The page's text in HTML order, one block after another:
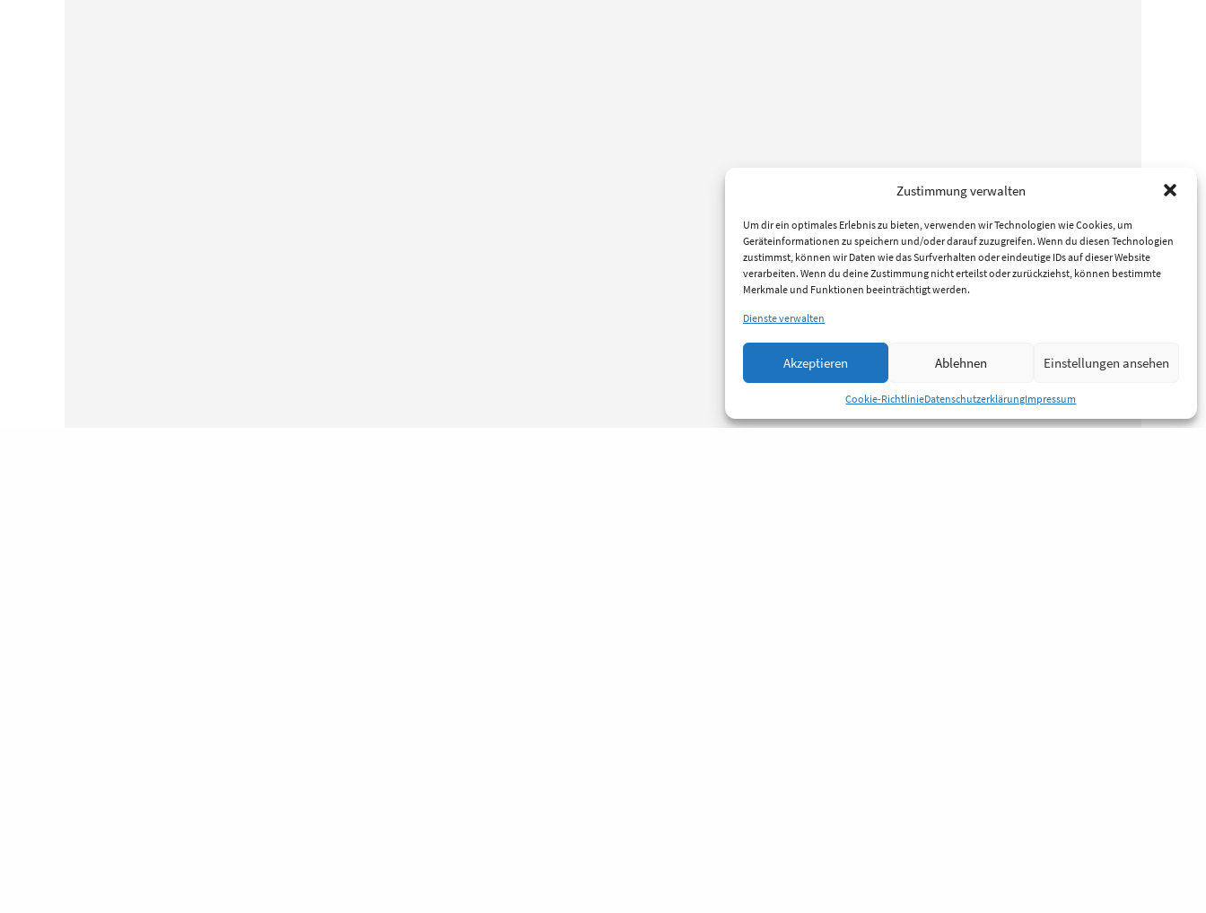
Zustimmung verwalten
Um dir ein optimales Erlebnis zu bieten, verwenden wir Technologien wie Cookies, um
Geräteinformationen zu speichern und/oder darauf zuzugreifen. Wenn du diesen Technologien
zustimmst, können wir Daten wie das Surfverhalten oder eindeutige IDs auf dieser Website
verarbeiten. Wenn du deine Zustimmung nicht erteilst oder zurückziehst, können bestimmte
Merkmale und Funktionen beeinträchtigt werden.
Dienste verwalten
Akzeptieren Ablehnen Einstellungen ansehen
Cookie-RichtlinieDatenschutzerklärungImpressum